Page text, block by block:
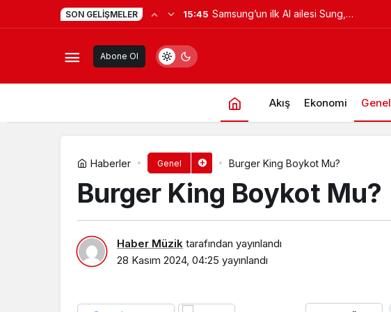
SON GELIŞMELER 15:45 Samsung’un ilk AI ailesi Sung,
Abone Ol
Akış Ekonomi Genel
Haberler Genel Burger King Boykot Mu?
Burger King Boykot Mu?
Haber Müzik tarafından yayınlandı
28 Kasım 2024, 04:25 yayınlandı
Elle Boykot Mu?